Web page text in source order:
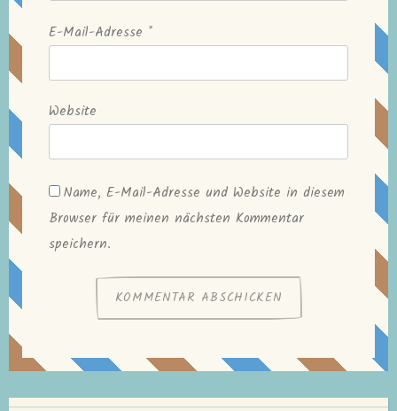
E-Mail-Adresse *
Website
Name, E-Mail-Adresse und Website in diesem
Browser für meinen nächsten Kommentar
speichern.